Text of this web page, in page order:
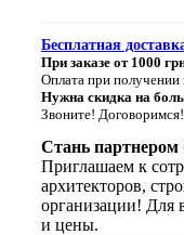
Бесплатная
При заказе от 1000
Оплата при получении
Нужна скидка на
Звоните! Договоримся!
Стань
Приглашаем к
архитекторов,
организации! Для
и цены.